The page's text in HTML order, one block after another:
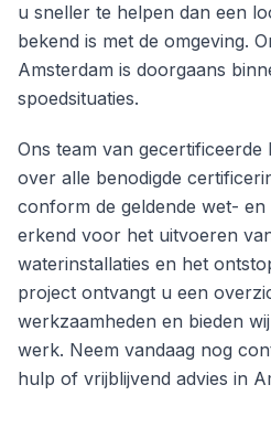
u sneller te helpen dan een
bekend is met de omgeving.
Amsterdam is doorgaans
spoedsituaties.
Ons team van gecertificeerde
over alle benodigde
conform de geldende wet- en
erkend voor het uitvoeren
waterinstallaties en het
project ontvangt u een
werkzaamheden en bieden
werk. Neem vandaag nog
hulp of vrijblijvend advies in